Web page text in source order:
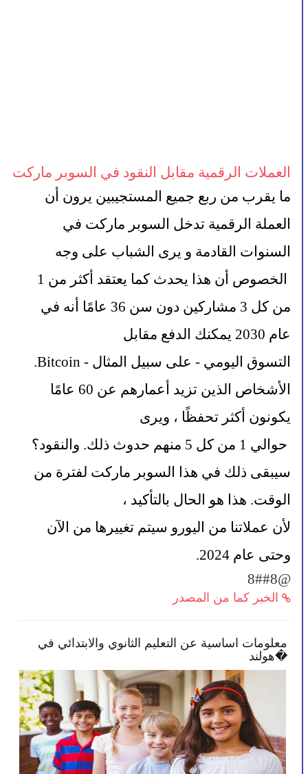
العملات الرقمية مقابل النقود في السوبر ماركت
السنوات القادمة و يرى الشباب على وجه
عام 2030 يمكنك الدفع مقابل
يكونون أكثر تحفظًا ، ويرى
الوقت. هذا هو الحال بالتأكيد ،
وحتى عام 2024.
@8##8
الخبر كما من المصدر
معلومات
النصائح تمكنك بأن تصبح أكثر انخراطًا في
طفلك